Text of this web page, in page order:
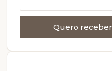
Quero receber